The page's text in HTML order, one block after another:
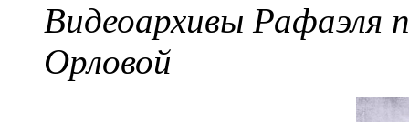
Видеоархивы Рафаэля
Орловой